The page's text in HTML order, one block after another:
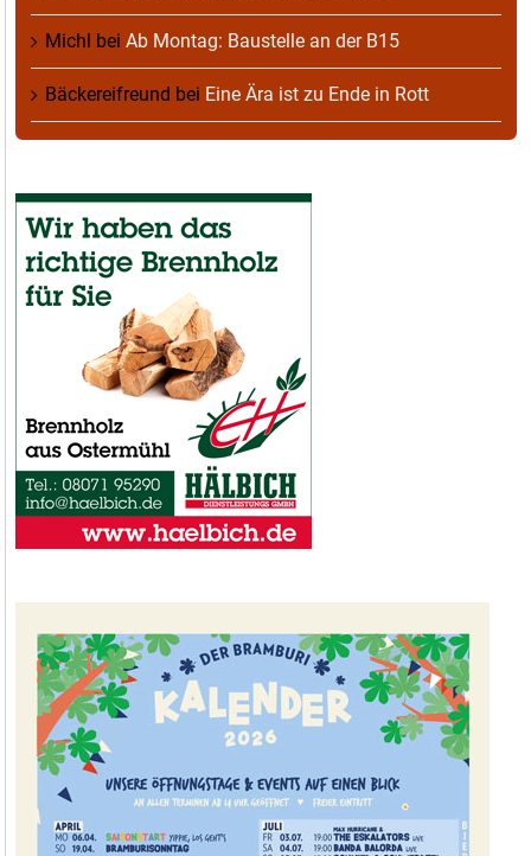
Michl bei Ab Montag: Baustelle an der B15
Bäckereifreund bei Eine Ära ist zu Ende in Rott